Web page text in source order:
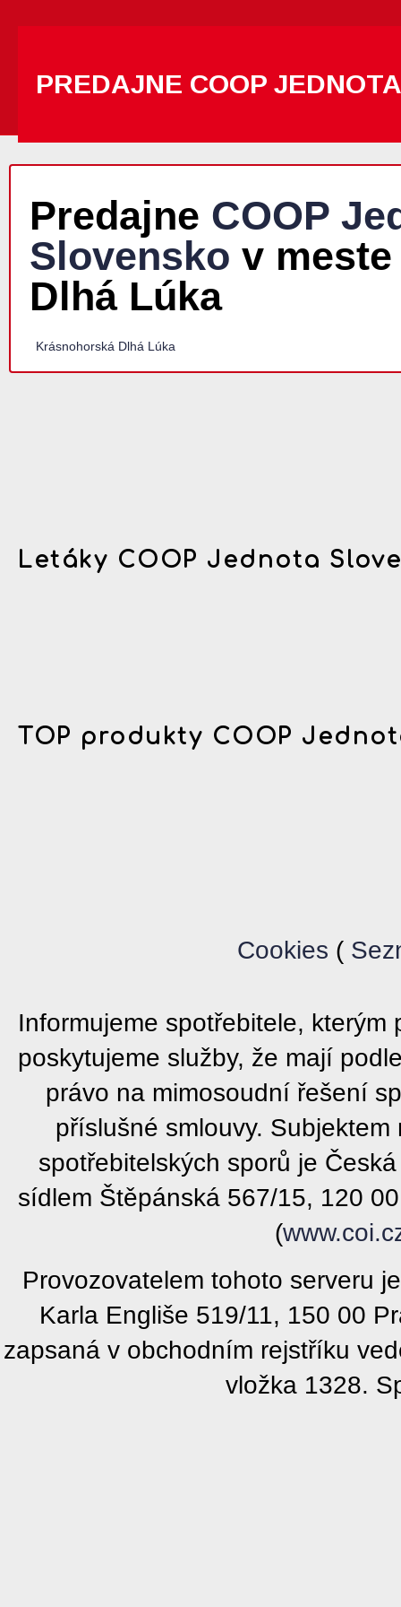
PREDAJNE COOP
Predajne COOP
Slovensko v
Dlhá Lúka
Krásnohorská Dlhá Lúka
Letáky COOP Jednota
TOP produkty COOP
Cookies (
Informujeme spotřebitele, kterým
poskytujeme služby, že mají
právo na mimosoudní řešení
příslušné smlouvy.
spotřebitelských sporů je
sídlem Štěpánská 567/15, 120
(
Provozovatelem tohoto serveru
Karla Engliše 519/11, 150 00
zapsaná v obchodním rejstříku
vložka 1328.